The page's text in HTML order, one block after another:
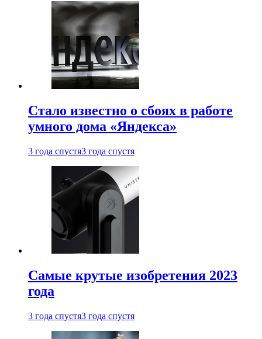
Стало известно о сбоях в работе
умного дома «Яндекса»
3 года спустя3 года спустя
Самые крутые изобретения 2023
года
3 года спустя3 года спустя